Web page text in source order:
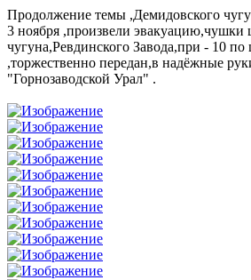
Продолжение темы ,Демидовского
3 ноября ,произвели эвакуацию,чушки
чугуна,Ревдинского Завода,при - 10
,торжественно передан,в надёжные
"Горнозаводской Урал" .